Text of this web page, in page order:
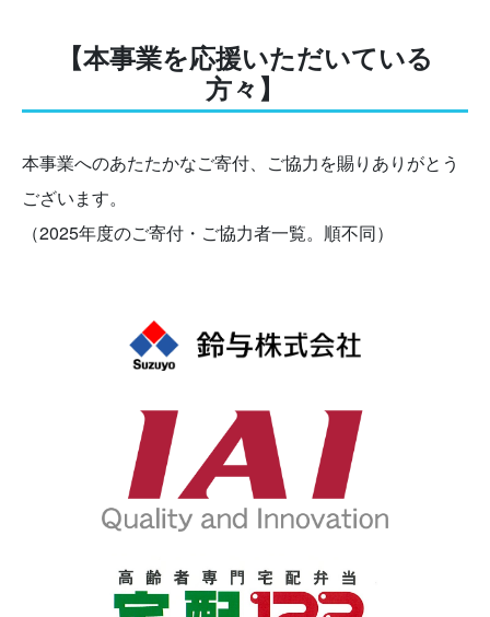
【本事業を応援いただいている
方々】
本事業へのあたたかなご寄付、ご協力を賜りありがとう
ございます。
（2025年度のご寄付・ご協力者一覧。順不同）